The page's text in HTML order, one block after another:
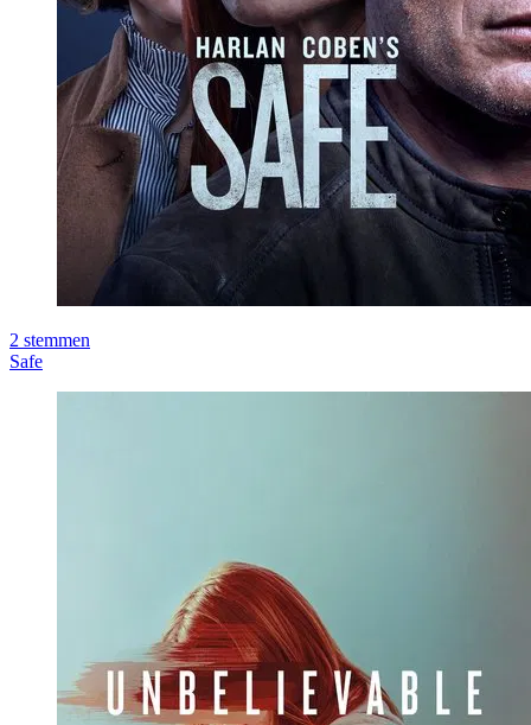
2 stemmen
Safe